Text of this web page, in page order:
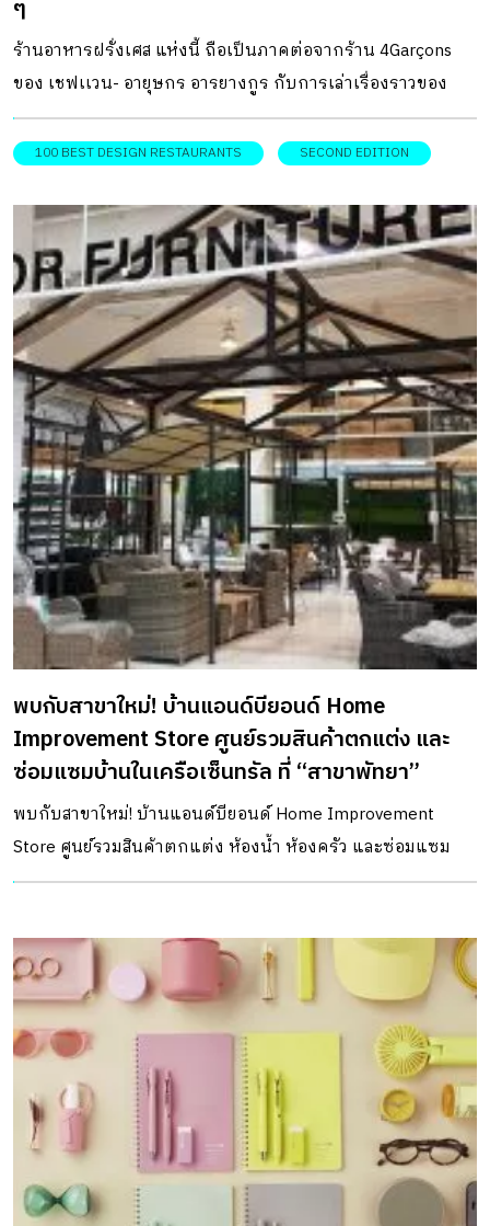
ๆ
ร้านอาหารฝรั่งเศส แห่งนี้ ถือเป็นภาคต่อจากร้าน 4Garçons
ของ เชฟเเวน- อายุษกร อารยางกูร กับการเล่าเรื่องราวของ
อาหารฝรั่งเศสซึ่งเป็นสิ่งที่เขาถนัด รวมถึงยังนำประสบการณ์
จากการเป็นนักเดินทางมาถ่ายทอดสู่ร้านใหม่ Second Edition
เเละเทคนิคการปรุงอาหารฝรั่งเศสเเบบดั้งเดิมไว้ เเต่ลดความ
ขึงขังเเละเป็นทางการลง พร้อมเมนูที่มีความหลากหลายเเละรับ
ประทานง่ายขึ้น หลังจากประสบความสำเร็จจาก ร้านอาหาร
ฝรั่งเศส ร้านเเรกที่ใช้ชื่อว่า โฟร์กาซงส์ ซึ่งเเปลว่า เด็กชาย 4
คน ที่ตั้งขึ้นโดยเพื่อนสนิท 4 คน ในปี 2011 มาวันนี้จากแนวทาง
การตกแต่งร้านแบบ Art Deco ที่จำลองบรรยากาศเเบบ
ฝรั่งเศสในยุคก่อนสงครามโลกครั้งที่ 1 ดำเนินมาสู่ภาคต่ออย่าง
ร้าน Second Edition กับการย้ายสถานที่ใหม่มาสู่ซอยสุขุมวิท 31
เเน่นอนว่าบรรยากาศของ ร้านอาหารฝรั่งเศส แห่งนี้ ย่อม
เปลี่ยนแปลงไปจากเดิม ซึ่งเปรียบเสมือนกับการเติบโตขึ้นของ
เด็กชายทั้ง 4 คน สู่ชายหนุ่มผู้มีบุคลิกที่ทั้งดูเท่เเละสมาร์ทขึ้น
โดยสะท้อนผ่านการตกแต่งสไตล์ Mid Century หรือยุคโมเดิร์น
หลังสงครามโลกครั้งที่ 2 (ช่วงปีค.ศ.1950) ร้านอาหารฝรั่งเศ
การออกแบบตกเเต่งร้านนี้มีจุดเด่นอยู่ที่การใช้รูปทรง
เรขาคณิต […]
100 BEST DESIGN RESTAURANTS SECOND EDITION
พบกับสาขาใหม่! บ้านแอนด์บียอนด์ Home
Improvement Store ศูนย์รวมสินค้าตกแต่ง และ
ซ่อมแซมบ้านในเครือเซ็นทรัล ที่ “สาขาพัทยา”
พบกับสาขาใหม่! บ้านแอนด์บียอนด์ Home Improvement
Store ศูนย์รวมสินค้าตกแต่ง ห้องน้ำ ห้องครัว และซ่อมแซม
บ้านในเครือเซ็นทรัล ที่ “สาขาพัทยา” โดยมีคุณแพท ณปภา
กลุ่มธุรกิจร้านค้าปลีกเกี่ยวกับสินค้าตกแต่งบ้านนั้นมีมากมาย
ไม่ว่าจะเป็นธุรกิจขนาดใหญ่ ขนาดกลาง และขนาดย่อม แต่
บ้านแอนด์บียอนด์หนึ่งในธุรกิจในเครือเซ็นทรัล ยังคงพัฒนา
หาสินค้าให้ตรงกับความต้องการของลูกค้าอย่างไม่หยุดยั้ง จาก
ประสบการณ์มากกว่า 15 ปี ในการดำเนินกิจการร้านค้าปลีก
สินค้าที่เกี่ยวกับการตกแต่งบ้าน สินค้าซ่อมแซมบ้าน จึงทำให้
เราโดนเด่นไม่แพ้ที่ใด ปัจจุบันบ้านแอนด์บียอนด์มีทั้งหมด 3
สาขา ได้แก่ เชียงใหม่,ขอนแก่น และน้องใหม่ “สาขาพัทยา” ที่
กำลังจะเปิดตัวในวันที่ 30 พ.ย.60 นี้ โดยทีมงานผู้บริหารหวัง